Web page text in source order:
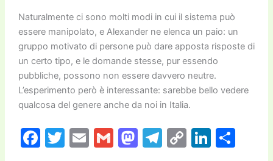
Naturalmente ci sono molti modi in cui il sistema può
essere manipolato, e Alexander ne elenca un paio: un
gruppo motivato di persone può dare apposta risposte di
un certo tipo, e le domande stesse, pur essendo
pubbliche, possono non essere davvero neutre.
L’esperimento però è interessante: sarebbe bello vedere
qualcosa del genere anche da noi in Italia.
F T E G M T C Li C